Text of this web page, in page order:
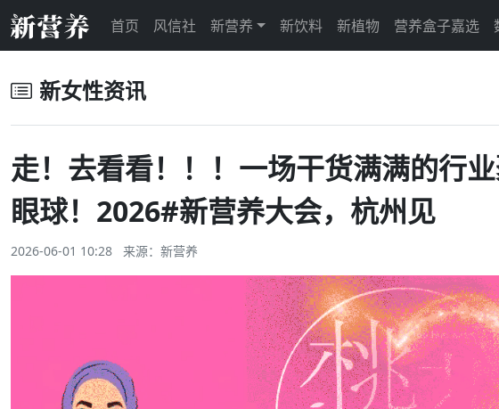
首页 风信社 新营养 新饮料 新植物 营养盒子嘉选
新女性资讯
走！去看看！！！一场干货满满的行
眼球！2026#新营养大会，杭州见
2026-06-01 10:28 来源： 新营养